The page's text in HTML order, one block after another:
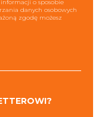
o sposobie
danych osobowych
zgodę możesz